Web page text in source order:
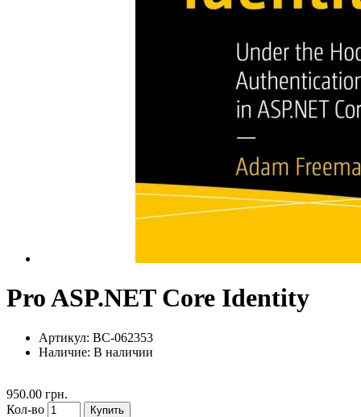
Pro ASP.NET Core Identity
Артикул: BC-062353
Наличие: В наличии
950.00 грн.
Кол-во
Купить